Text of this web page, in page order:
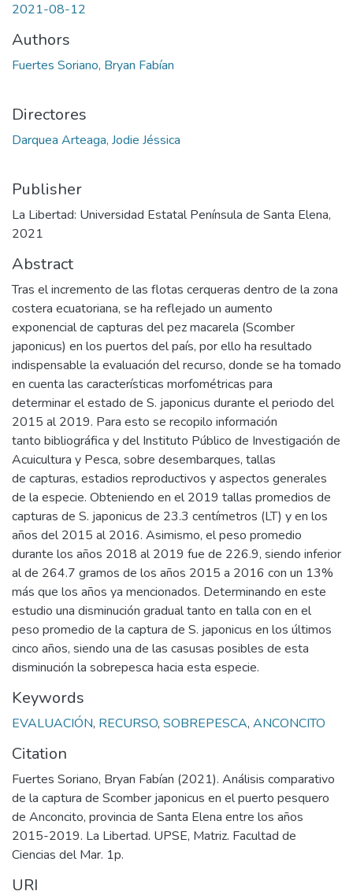
2021-08-12
Authors
Fuertes Soriano, Bryan Fabían
Directores
Darquea Arteaga, Jodie Jéssica
Publisher
La Libertad: Universidad Estatal Península de Santa Elena,
2021
Abstract
Tras el incremento de las flotas cerqueras dentro de la zona
costera ecuatoriana, se ha reflejado un aumento
exponencial de capturas del pez macarela (Scomber
japonicus) en los puertos del país, por ello ha resultado
indispensable la evaluación del recurso, donde se ha tomado
en cuenta las características morfométricas para
determinar el estado de S. japonicus durante el periodo del
2015 al 2019. Para esto se recopilo información
tanto bibliográfica y del Instituto Público de Investigación de
Acuicultura y Pesca, sobre desembarques, tallas
de capturas, estadios reproductivos y aspectos generales
de la especie. Obteniendo en el 2019 tallas promedios de
capturas de S. japonicus de 23.3 centímetros (LT) y en los
años del 2015 al 2016. Asimismo, el peso promedio
durante los años 2018 al 2019 fue de 226.9, siendo inferior
al de 264.7 gramos de los años 2015 a 2016 con un 13%
más que los años ya mencionados. Determinando en este
estudio una disminución gradual tanto en talla con en el
peso promedio de la captura de S. japonicus en los últimos
cinco años, siendo una de las casusas posibles de esta
disminución la sobrepesca hacia esta especie.
Keywords
EVALUACIÓN, RECURSO, SOBREPESCA, ANCONCITO
Citation
Fuertes Soriano, Bryan Fabían (2021). Análisis comparativo
de la captura de Scomber japonicus en el puerto pesquero
de Anconcito, provincia de Santa Elena entre los años
2015-2019. La Libertad. UPSE, Matriz. Facultad de
Ciencias del Mar. 1p.
URI